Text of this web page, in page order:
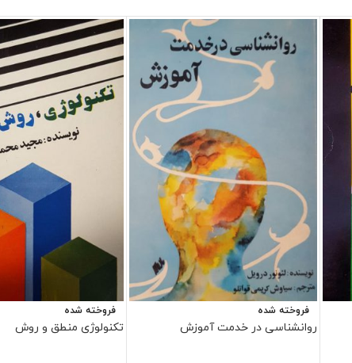
فروخته شده
روانشناسی در خدمت آموزش
فروخته شده
تکنولوژی منطق و روش